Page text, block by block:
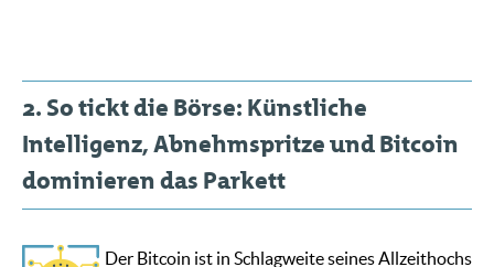
2. So tickt die Börse: Künstliche
Intelligenz, Abnehmspritze und Bitcoin
dominieren das Parkett
Der Bitcoin ist in Schlagweite seines Allzeithochs